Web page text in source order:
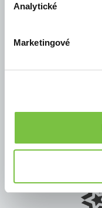
Analytické
Marketingové